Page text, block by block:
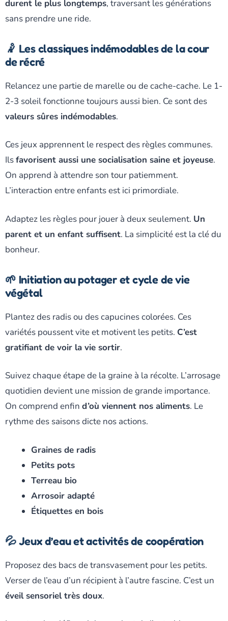
durent le plus longtemps, traversant les générations
sans prendre une ride.
🤾 Les classiques indémodables de la cour
de récré
Relancez une partie de marelle ou de cache-cache. Le 1-
2-3 soleil fonctionne toujours aussi bien. Ce sont des
valeurs sûres indémodables.
Ces jeux apprennent le respect des règles communes.
Ilsfavorisent aussi une socialisation saine et joyeuse.
On apprend à attendre son tour patiemment.
L’interaction entre enfants est ici primordiale.
Adaptez les règles pour jouer à deux seulement. Un
parent et un enfant suffisent. La simplicité est la clé du
bonheur.
🌱 Initiation au potager et cycle de vie
végétal
Plantez des radis ou des capucines colorées. Ces
variétés poussent vite et motivent les petits. C’est
gratifiant de voir la vie sortir.
Suivez chaque étape de la graine à la récolte. L’arrosage
quotidien devient une mission de grande importance.
On comprend enfin d’où viennent nos aliments. Le
rythme des saisons dicte nos actions.
Graines de radis
Petits pots
Terreau bio
Arrosoir adapté
Étiquettes en bois
💦 Jeux d’eau et activités de coopération
Proposez des bacs de transvasement pour les petits.
Verser de l’eau d’un récipient à l’autre fascine. C’est un
éveil sensoriel très doux.